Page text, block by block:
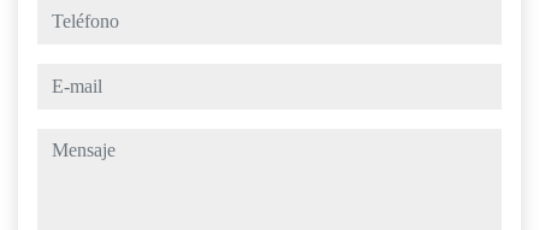
teléfono
e-mail
mensaje